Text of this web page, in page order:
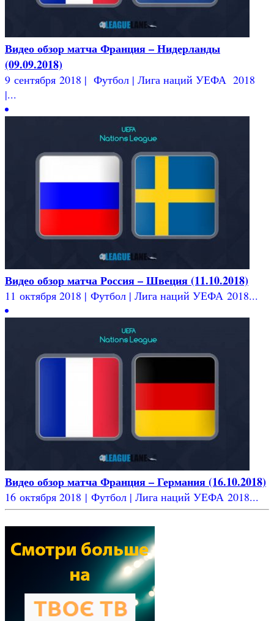
Видео обзор матча Франция – Нидерланды
(09.09.2018)
9 сентября 2018 | Футбол | Лига наций УЕФА 2018
|...
Видео обзор матча Россия – Швеция (11.10.2018)
11 октября 2018 | Футбол | Лига наций УЕФА 2018...
Видео обзор матча Франция – Германия (16.10.2018)
16 октября 2018 | Футбол | Лига наций УЕФА 2018...